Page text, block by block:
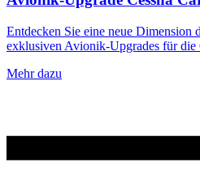
Entdecken Sie eine neue Dimension
exklusiven Avionik-Upgrades für die
Mehr dazu